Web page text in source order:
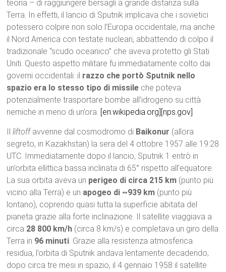
teoria – di raggiungere bersagli a grande distanza sulla
Terra. In effetti, il lancio di Sputnik implicava che i sovietici
potessero colpire non solo l’Europa occidentale, ma anche
il Nord America con testate nucleari, abbattendo di colpo il
tradizionale “scudo oceanico” che aveva protetto gli Stati
Uniti. Questo aspetto militare fu immediatamente colto dai
governi occidentali: il razzo che portò Sputnik nello
spazio era lo stesso tipo di missile che poteva
potenzialmente trasportare bombe all’idrogeno su città
nemiche in meno di un’ora. [en.wikipedia.org] [nps.gov]
Illiftoffavvenne dal cosmodromo di Baikonur (allora
segreto, in Kazakhstan) la sera del 4 ottobre 1957 alle 19:28
UTC. Immediatamente dopo il lancio, Sputnik 1 entrò in
un’orbita ellittica bassa inclinata di 65° rispetto all’equatore.
La sua orbita aveva un perigeo di circa 215 km (punto più
vicino alla Terra) e un apogeo di ~939 km (punto più
lontano), coprendo quasi tutta la superficie abitata del
pianeta grazie alla forte inclinazione. Il satellite viaggiava a
circa 28 800 km/h (circa 8 km/s) e completava un giro della
Terra in 96 minuti. Grazie alla resistenza atmosferica
residua, l’orbita di Sputnik andava lentamente decadendo;
dopo circa tre mesi in spazio, il 4 gennaio 1958 il satellite